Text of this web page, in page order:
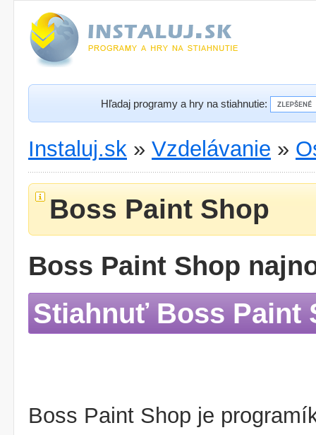
Hľadaj programy a hry na stiahnutie:
Instaluj.sk » Vzdelávanie »
Boss Paint Shop
Boss Paint Shop
Stiahnuť Boss Paint
Boss Paint Shop je